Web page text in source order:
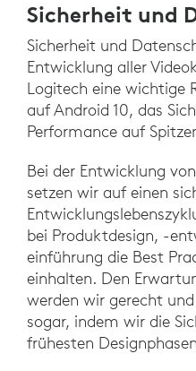
Sicherheit und
Sicherheit und
Entwicklung aller
Logitech eine wichtige
auf Android 10, das
Performance auf
Bei der Entwicklung
setzen wir auf einen
bei Produktdesign, -
einführung die Best
einhalten. Den
werden wir gerecht
sogar, indem wir die
frühesten